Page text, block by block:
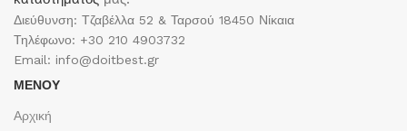
Διεύθυνση: Τζαβέλλα 52 & Ταρσού 18450 Νίκαια
Τηλέφωνο: +30 210 4903732
Email: info@doitbest.gr
ΜΕΝΟΥ
Αρχική